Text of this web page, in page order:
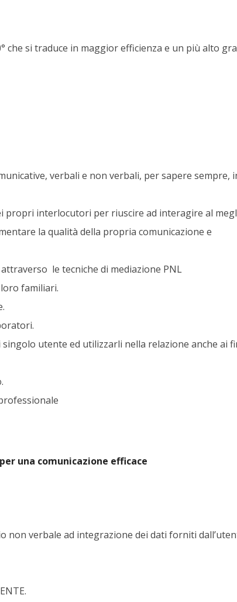
che si traduce in maggior efficienza e un più alto
verbali e non verbali, per sapere sempre,
propri interlocutori per riuscire ad interagire al
la qualità della propria comunicazione e
le tecniche di mediazione PNL
familiari.
utente ed utilizzarli nella relazione anche ai
una comunicazione efficace
non verbale ad integrazione dei dati forniti